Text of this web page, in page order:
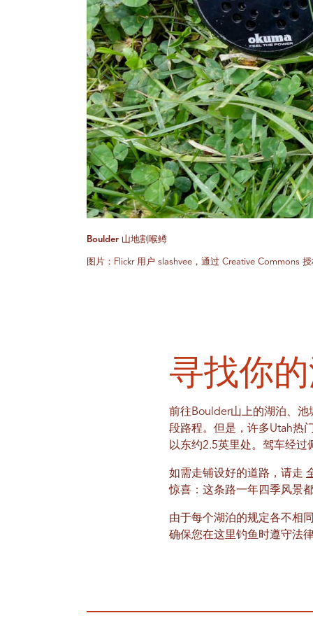
Boulder 山地割喉鳟
图片：Flickr 用户 slashvee，通过 Creative Commons
寻找你
前往Boulder山上的湖泊、
段路程。但是，许多Utah热
以东约2.5英里处。驾车经过
如需走铺设好的道路，请走
惊喜：这条路一年四季风景
由于每个湖泊的规定各不相
确保您在这里钓鱼时遵守法